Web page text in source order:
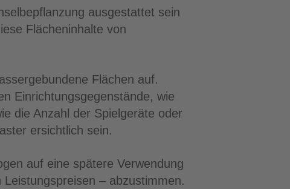
ausgestattet sein
Flächeninhalte von
Flächen auf.
Einrichtungsgegenstände, wie
die Anzahl der Spielgeräte oder
ersichtlich sein.
auf eine spätere Verwendung
– abzustimmen.